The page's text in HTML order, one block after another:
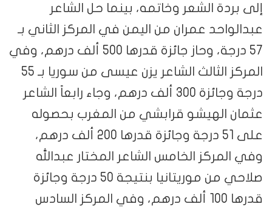
إلى بردة الشعر وخاتمه، بينما حل الشاعر
عبدالواحد عمران من اليمن في المركز الثاني بـ
57 درجة، وحاز جائزة قدرها 500 ألف درهم، وفي
المركز الثالث الشاعر يزن عيسى من سوريا بـ 55
درجة وجائزة 300 ألف درهم، وجاء رابعاً الشاعر
عثمان الهيشو قرابشي من المغرب بحصوله
على 51 درجة وجائزة قدرها 200 ألف درهم،
وفي المركز الخامس الشاعر المختار عبدالله
صلاحي من موريتانيا بنتيجة 50 درجة وجائزة
قدرها 100 ألف درهم، وفي المركز السادس